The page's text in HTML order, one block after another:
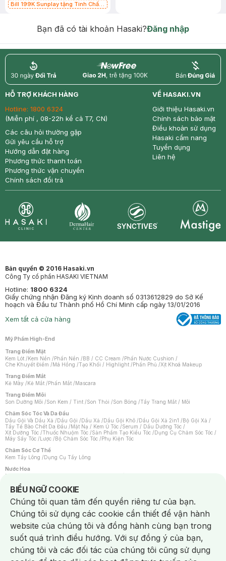
Bill 199K Sunplay tặng Tinh Chất
Bạn đã có tài khoản Hasaki?Đăng nhập
return nowfree price
HỖ TRỢ KHÁCH HÀNG
Hotline: 1800 6324
(Miễn phí , 08-22h kể cả T7, CN)
Các câu hỏi thường gặp
Gửi yêu cầu hỗ trợ
Hướng dẫn đặt hàng
Phương thức thanh toán
Phương thức vận chuyển
Chính sách đổi trả
VỀ HASAKI.VN
Giới thiệu Hasaki.vn
Chính sách bảo mật
Điều khoản sử dụng
Hasaki cẩm nang
Tuyển dụng
Liên hệ
Bản quyền © 2016 Hasaki.vn
Công Ty cổ phần HASAKI VIETNAM
Hotline: 1800 6324
Giấy chứng nhận Đăng ký Kinh doanh số 0313612829 do Sở Kế
hoạch và Đầu tư Thành phố Hồ Chí Minh cấp ngày 13/01/2016
Xem tất cả cửa hàng
Mỹ Phẩm High-End
Trang Điểm Mặt
Kem Lót /Kem Nền /Phấn Nền /BB / CC Cream /Phấn Nước Cushion /
Che Khuyết Điểm /Má Hồng /Tạo Khối / Highlight /Phấn Phủ /Xịt Khoá Makeup
Trang Điểm Mắt
Kẻ Mày /Kẻ Mắt /Phấn Mắt /Mascara
Trang Điểm Môi
Son Dưỡng Môi /Son Kem / Tint /Son Thỏi /Son Bóng /Tẩy Trang Mắt / Môi
Chăm Sóc Tóc Và Da Đầu
Dầu Gội Và Dầu Xả /Dầu Gội /Dầu Xả /Dầu Gội Khô /Dầu Gội Xả 2in1 /Bộ Gội Xả /
Tẩy Tế Bào Chết Da Đầu /Mặt Nạ / Kem Ủ Tóc /Serum / Dầu Dưỡng Tóc /
Xịt Dưỡng Tóc /Thuốc Nhuộm Tóc /Sản Phẩm Tạo Kiểu Tóc /Dụng Cụ Chăm Sóc Tóc /
Máy Sấy Tóc /Lược /Bộ Chăm Sóc Tóc /Phụ Kiện Tóc
Chăm Sóc Cơ Thể
Kem Tẩy Lông /Dụng Cụ Tẩy Lông
Nước Hoa
Nước Hoa Nữ
Chăm Sóc Cá Nhân
Chống Muỗi /Khẩu Trang /Máy Massage/Mặt Nạ Xông Hơi /Nước Rửa Tay/
Sản Phẩm Chăm Sóc Khác /Bàn Chải Đánh Răng /Bàn Chải Điện/
Hỗ Trợ Trắng Răng/Kem Đánh Răng /Máy Tăm Nước/ Nước Súc Miệng/
Tăm / Chỉ Nha Khoa/ Xịt Thơm Miệng / Dung Dịch Vệ Sinh/Dưỡng Vùng Kín/
Khăn Ướt Vệ Sinh Vùng Kín/Băng Vệ Sinh/Tampon/Bọt Cạo Râu /Dao Cạo Râu/
Máy Cạo Râu
Vấn Đề Về Da
Da Dầu / Lỗ Chân Lông To/ Da Khô / Mất Nước/ Da Lão Hóa/ Da Mụn/
Da Nhạy Cảm / Kích Ứng
Da Xỉn Màu Thâm / Nám / Tàn Nhang
BIỂU NGỮ COOKIE
Notice about cookies usage
Chúng tôi quan tâm đến quyền riêng tư của bạn.
Chúng tôi sử dụng các cookie cần thiết để vận hành
website của chúng tôi và đồng hành cùng bạn trong
suốt quá trình điều hướng. Với sự đồng ý của bạn,
chúng tôi và các đối tác của chúng tôi cũng sử dụng